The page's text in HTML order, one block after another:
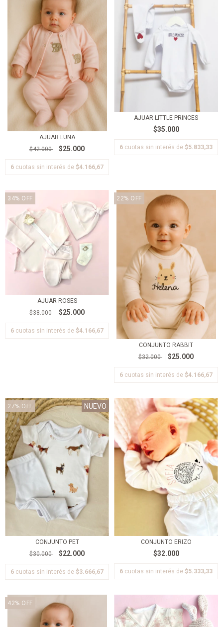
AJUAR LUNA
$42.000
$25.000
6 cuotas sin interés de $4.166,67
AJUAR LITTLE PRINCES
$35.000
6 cuotas sin interés de $5.833,33
34% OFF
AJUAR ROSES
$38.000
$25.000
6 cuotas sin interés de $4.166,67
22% OFF
CONJUNTO RABBIT
$32.000
$25.000
6 cuotas sin interés de $4.166,67
27% OFF NUEVO
CONJUNTO PET
$30.000
$22.000
6 cuotas sin interés de $3.666,67
CONJUNTO ERIZO
$32.000
6 cuotas sin interés de $5.333,33
42% OFF